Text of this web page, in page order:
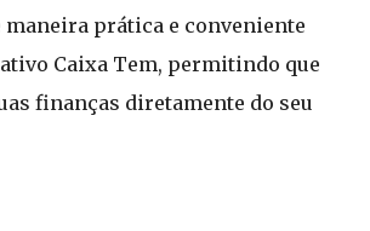
maneira prática e conveniente
Caixa Tem, permitindo que
finanças diretamente do seu